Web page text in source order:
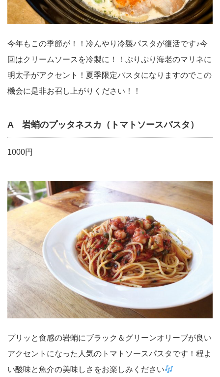
今年もこの季節が！！冷んやり冷製パスタが復活です♪今
回はクリームソースを冷製に！！ぷりぷり海老のマリネに
明太子がアクセント！夏季限定パスタになりますのでこの
機会に是非お召し上がりください！！
A 岩蛸のプッタネスカ（トマトソースパスタ）
1000円
プリッと食感の岩蛸にブラック＆グリーンオリーブが良い
アクセントになった人気のトマトソースパスタです！程よ
い酸味と魚介の美味しさをお楽しみください